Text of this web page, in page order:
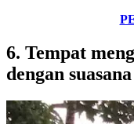
6. Tempat
dengan